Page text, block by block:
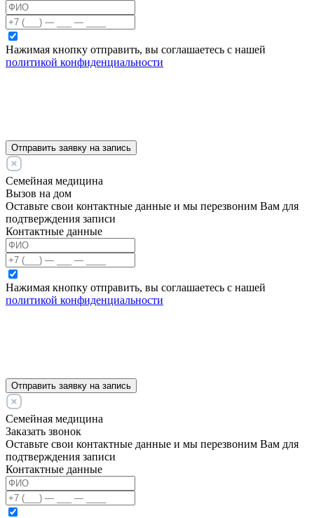
Нажимая кнопку отправить, вы соглашаетесь с нашей
политикой конфиденциальности
Отправить заявку на запись
Семейная медицина
Вызов на дом
Оставьте свои контактные данные и мы перезвоним Вам для
подтверждения записи
Контактные данные
Нажимая кнопку отправить, вы соглашаетесь с нашей
политикой конфиденциальности
Отправить заявку на запись
Семейная медицина
Заказать звонок
Оставьте свои контактные данные и мы перезвоним Вам для
подтверждения записи
Контактные данные